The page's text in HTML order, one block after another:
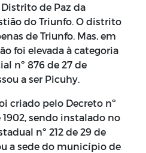
de Paz da
do Triunfo. O distrito
de Triunfo. Mas, em
foi elevada à categoria
nº 876 de 27 de
a ser Picuhy.
criado pelo Decreto nº
1902, sendo instalado no
nº 212 de 29 de
a sede do município de